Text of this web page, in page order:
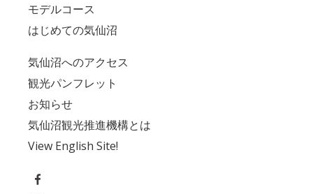
モデルコース
はじめての気仙沼
気仙沼へのアクセス
観光パンフレット
お知らせ
気仙沼観光推進機構とは
View English Site!